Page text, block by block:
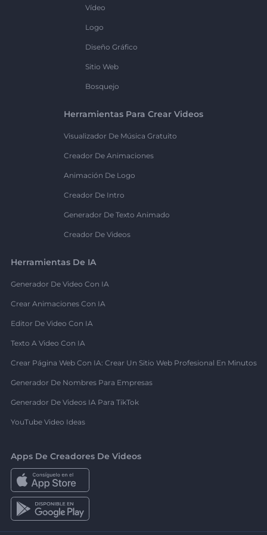
Vídeo
Logo
Diseño Gráfico
Sitio Web
Bosquejo
Herramientas Para Crear Videos
Visualizador De Música Gratuito
Creador De Animaciones
Animación De Logo
Creador De Intro
Generador De Texto Animado
Creador De Videos
Herramientas De IA
Generador De Video Con IA
Crear Animaciones Con IA
Editor De Video Con IA
Texto A Video Con IA
Crear Página Web Con IA: Crear Un Sitio Web Profesional En Minutos
Generador De Nombres Para Empresas
Generador De Videos IA Para TikTok
YouTube Video Ideas
Apps De Creadores De Videos